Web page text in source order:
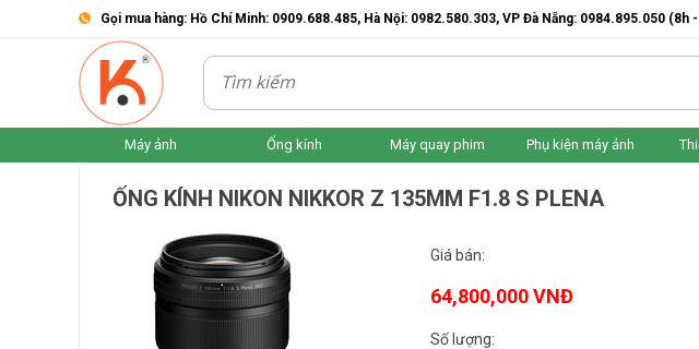
Gọi mua hàng: Hồ Chí Minh: 0909.688.485, Hà Nội: 0982.580.303, VP Đà Nẵng: 0984.895.050 (8h
Máy ảnh Ống kính Máy quay phim Phụ kiện máy ảnh
ỐNG KÍNH NIKON NIKKOR Z 135MM F1.8 S PLENA
Giá bán:
64,800,000 VNĐ
Số lượng: